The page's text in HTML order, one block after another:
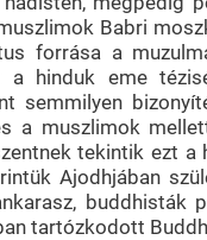
Babri
forrása a
a hinduk eme
semmilyen
a muszlimok
tekintik ezt a
Ajodhjában
buddhisták
tartózkodott